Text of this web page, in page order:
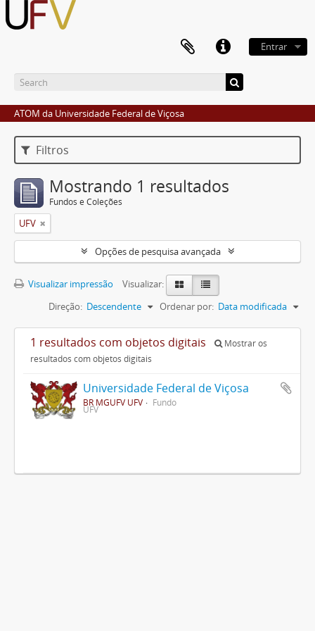
Entrar
ATOM da Universidade Federal de Viçosa
Filtros
Mostrando 1 resultados
Fundos e Coleções
UFV
Opções de pesquisa avançada
Visualizar impressão
Visualizar:
Ordenar por: Data modificada
Direção: Descendente
1 resultados com objetos digitais
Mostrar os
resultados com objetos digitais
Universidade Federal de Viçosa
BR MGUFV UFV Fundo
UFV